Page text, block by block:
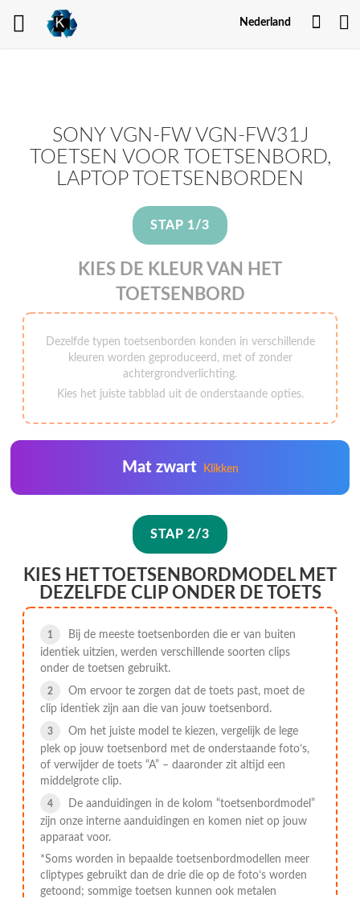
Nederland
Mijn
SONY VGN-FW VGN-FW31J
TOETSEN VOOR TOETSENBORD,
LAPTOP TOETSENBORDEN
STAP 1/3
KIES DE KLEUR VAN HET
TOETSENBORD
Dezelfde typen toetsenborden konden in verschillende
kleuren worden geproduceerd, met of zonder
achtergrondverlichting.
Kies het juiste tabblad uit de onderstaande opties.
Mat zwart Klikken
STAP 2/3
KIES HET TOETSENBORDMODEL MET
DEZELFDE CLIP ONDER DE TOETS
Bij de meeste toetsenborden die er van buiten
identiek uitzien, werden verschillende soorten clips
onder de toetsen gebruikt.
Om ervoor te zorgen dat de toets past, moet de
clip identiek zijn aan die van jouw toetsenbord.
Om het juiste model te kiezen, vergelijk de lege
plek op jouw toetsenbord met de onderstaande foto’s,
of verwijder de toets “A” – daaronder zit altijd een
middelgrote clip.
De aanduidingen in de kolom “toetsenbordmodel”
zijn onze interne aanduidingen en komen niet op jouw
apparaat voor.
*Soms worden in bepaalde toetsenbordmodellen meer
cliptypes gebruikt dan de drie die op de foto’s worden
getoond; sommige toetsen kunnen ook metalen